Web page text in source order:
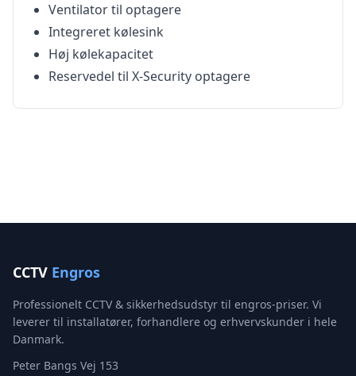
Ventilator til optagere
Integreret kølesink
Høj kølekapacitet
Reservedel til X-Security optagere
CCTV Engros
Professionelt CCTV & sikkerhedsudstyr til engros-priser. Vi
leverer til installatører, forhandlere og erhvervskunder i hele
Danmark.
Peter Bangs Vej 153